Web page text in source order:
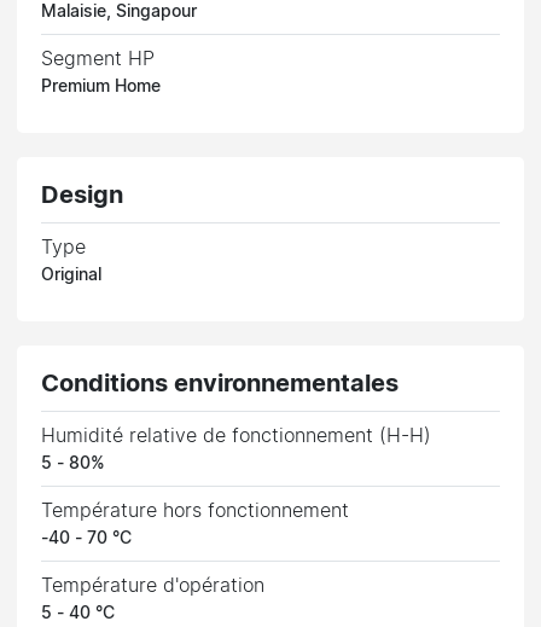
Malaisie, Singapour
Segment HP
Premium Home
Design
Type
Original
Conditions environnementales
Humidité relative de fonctionnement (H-H)
5 - 80%
Température hors fonctionnement
-40 - 70 °C
Température d'opération
5 - 40 °C